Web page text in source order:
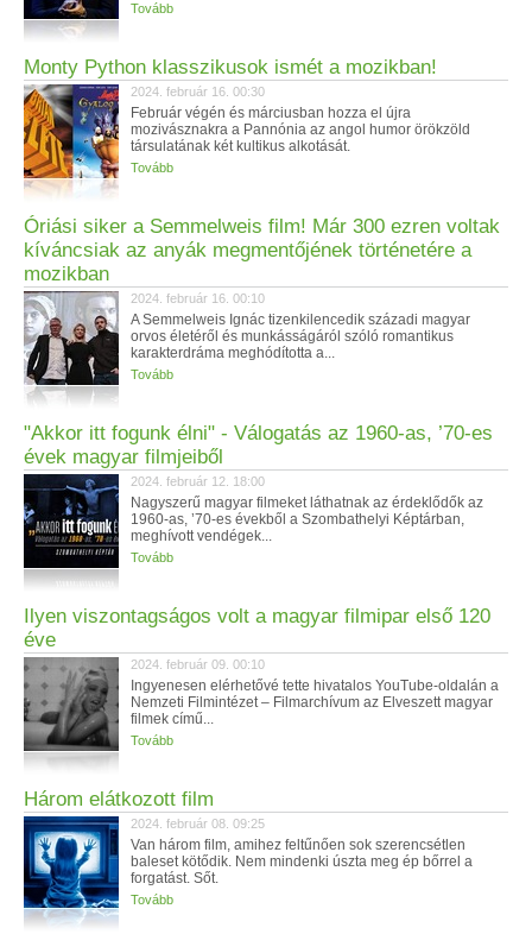
Tovább
Monty Python klasszikusok ismét a mozikban!
2024. február 16. 00:30
Február végén és márciusban hozza el újra
mozivásznakra a Pannónia az angol humor örökzöld
társulatának két kultikus alkotását.
Tovább
Óriási siker a Semmelweis film! Már 300 ezren voltak
kíváncsiak az anyák megmentőjének történetére a
mozikban
2024. február 16. 00:10
A Semmelweis Ignác tizenkilencedik századi magyar
orvos életéről és munkásságáról szóló romantikus
karakterdráma meghódította a...
Tovább
"Akkor itt fogunk élni" - Válogatás az 1960-as, ’70-es
évek magyar filmjeiből
2024. február 12. 18:00
Nagyszerű magyar filmeket láthatnak az érdeklődők az
1960-as, ’70-es évekből a Szombathelyi Képtárban,
meghívott vendégek...
Tovább
Ilyen viszontagságos volt a magyar filmipar első 120
éve
2024. február 09. 00:10
Ingyenesen elérhetővé tette hivatalos YouTube-oldalán a
Nemzeti Filmintézet – Filmarchívum az Elveszett magyar
filmek című...
Tovább
Három elátkozott film
2024. február 08. 09:25
Van három film, amihez feltűnően sok szerencsétlen
baleset kötődik. Nem mindenki úszta meg ép bőrrel a
forgatást. Sőt.
Tovább